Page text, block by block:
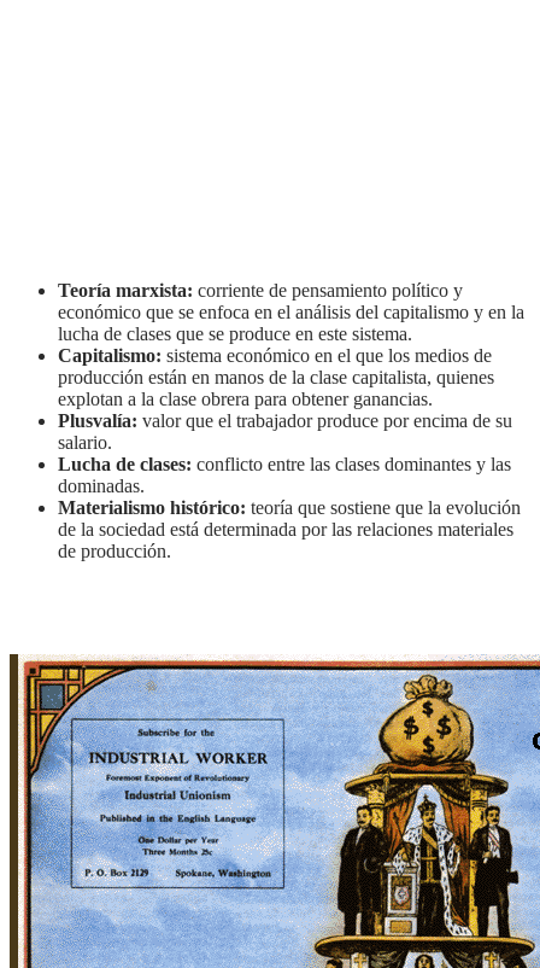
Teoría marxista: corriente de pensamiento político y
económico que se enfoca en el análisis del capitalismo y en la
lucha de clases que se produce en este sistema.
Capitalismo: sistema económico en el que los medios de
producción están en manos de la clase capitalista, quienes
explotan a la clase obrera para obtener ganancias.
Plusvalía: valor que el trabajador produce por encima de su
salario.
Lucha de clases: conflicto entre las clases dominantes y las
dominadas.
Materialismo histórico: teoría que sostiene que la evolución
de la sociedad está determinada por las relaciones materiales
de producción.